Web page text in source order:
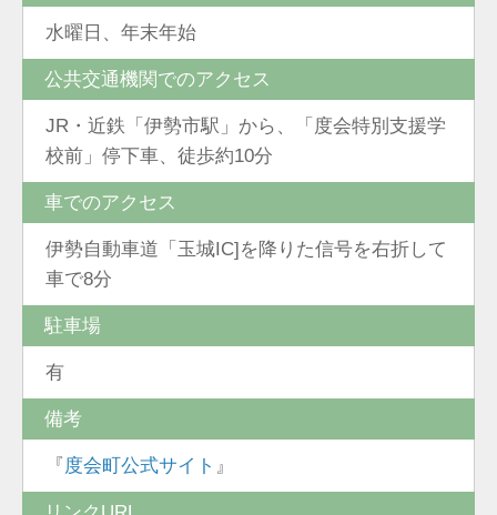
水曜日、年末年始
公共交通機関でのアクセス
JR・近鉄「伊勢市駅」から、「度会特別支援学
校前」停下車、徒歩約10分
車でのアクセス
伊勢自動車道「玉城IC]を降りた信号を右折して
車で8分
駐車場
有
備考
『 度会町公式サイト 』